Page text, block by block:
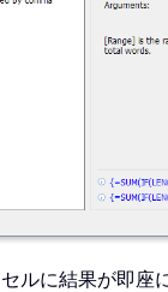
ルに結果が即座